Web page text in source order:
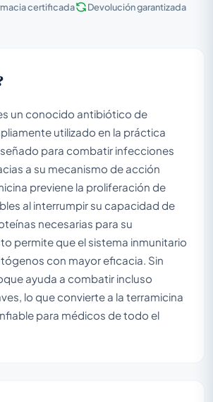
certificada Devolución garantizada
un conocido antibiótico de
utilizado en la práctica
para combatir infecciones
a su mecanismo de acción
previene la proliferación de
al interrumpir su capacidad de
necesarias para su
permite que el sistema inmunitario
con mayor eficacia. Sin
ayuda a combatir incluso
lo que convierte a la terramicina
para médicos de todo el